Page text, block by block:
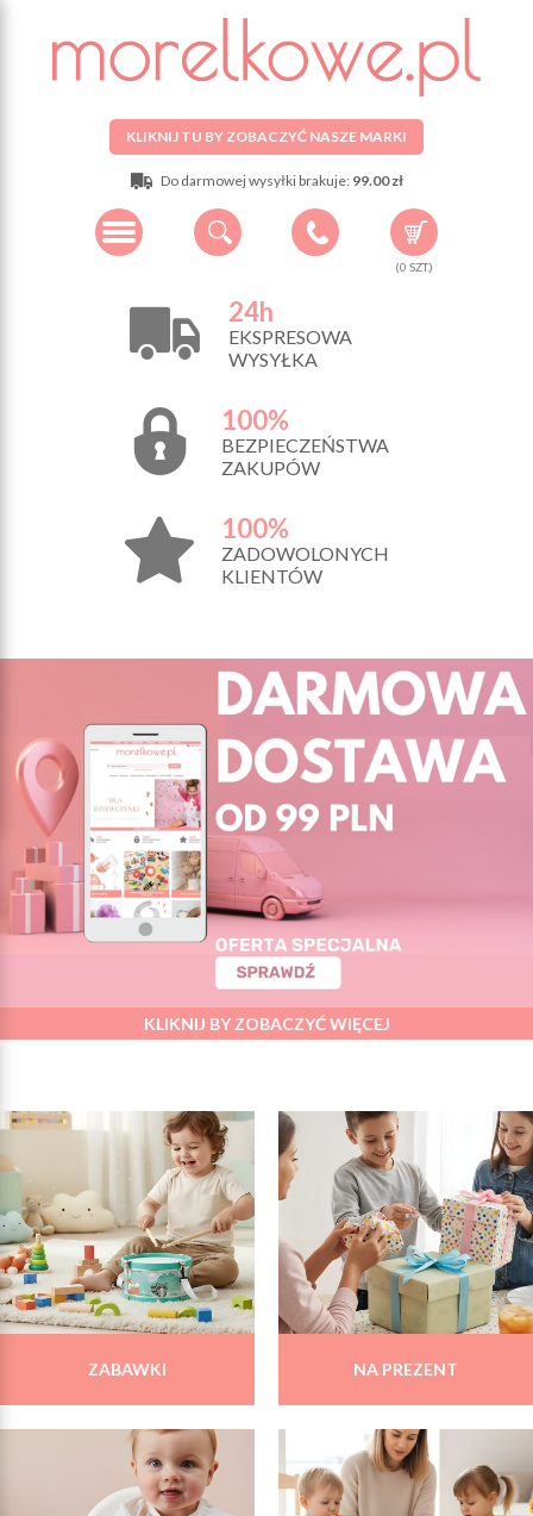
KLIKNIJ TU BY ZOBACZYĆ NASZE MARKI
Do darmowej wysyłki brakuje: 99.00 zł
(0 SZT.)
24h
EKSPRESOWA
WYSYŁKA
100%
BEZPIECZEŃSTWA
ZAKUPÓW
100%
ZADOWOLONYCH
KLIENTÓW
KLIKNIJ BY ZOBACZYĆ WIĘCEJ
ZABAWKI NA PREZENT